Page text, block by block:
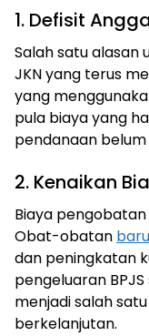
1. Defisit
Salah satu alasan
JKN yang terus
yang
pula biaya yang
pendanaan
2. Kenaikan
Biaya
Obat-obatan baru
dan peningkatan
pengeluaran
menjadi salah
berkelanjutan.